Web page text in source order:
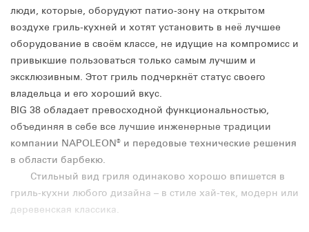
люди, которые, оборудуют патио-зону на открытом
воздухе гриль-кухней и хотят установить в неё лучшее
оборудование в своём классе, не идущие на компромисс и
привыкшие пользоваться только самым лучшим и
эксклюзивным. Этот гриль подчеркнёт статус своего
владельца и его хороший вкус.
BIG 38 обладает превосходной функциональностью,
объединяя в себе все лучшие инженерные традиции
компании NAPOLEON® и передовые технические решения
в области барбекю.
Стильный вид гриля одинаково хорошо впишется в
гриль-кухни любого дизайна – в стиле хай-тек, модерн или
деревенская классика.